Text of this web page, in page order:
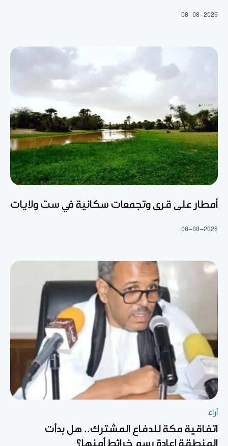
08-08-2026
أمطار على قرى وتجمعات سكانية في ست ولايات
08-08-2026
آراء
اتفاقية مكة للدفاع المشترك.. هل بدأت
المنطقة إعادة رسم خرائط أمنها؟